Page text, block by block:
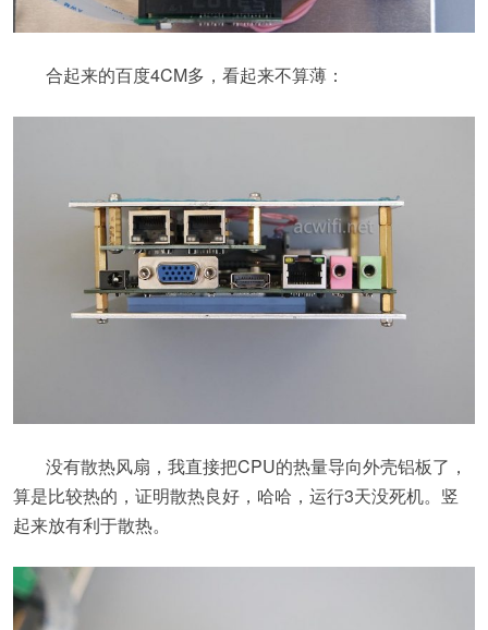
合起来的百度4CM多，看起来不算薄：
没有散热风扇，我直接把CPU的热量导向外壳铝板了，
算是比较热的，证明散热良好，哈哈，运行3天没死机。竖
起来放有利于散热。